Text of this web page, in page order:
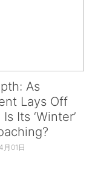
As
Lays Off
Its ‘Winter’
月01日